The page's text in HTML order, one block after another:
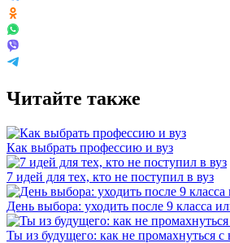
Читайте также
Как выбрать профессию и вуз
7 идей для тех, кто не поступил в вуз
День выбора: уходить после 9 класса
Ты из будущего: как не промахнуться